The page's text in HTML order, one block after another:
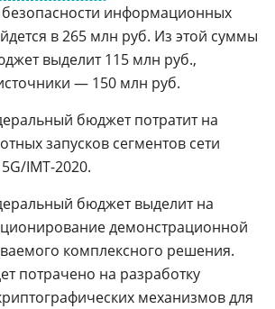
информационных
в 265 млн руб. Из этой суммы
выделит 115 млн руб.,
— 150 млн руб.
бюджет потратит на
запусков сегментов сети
IMT-2020.
бюджет выделит на
демонстрационной
комплексного решения.
потрачено на разработку
механизмов для